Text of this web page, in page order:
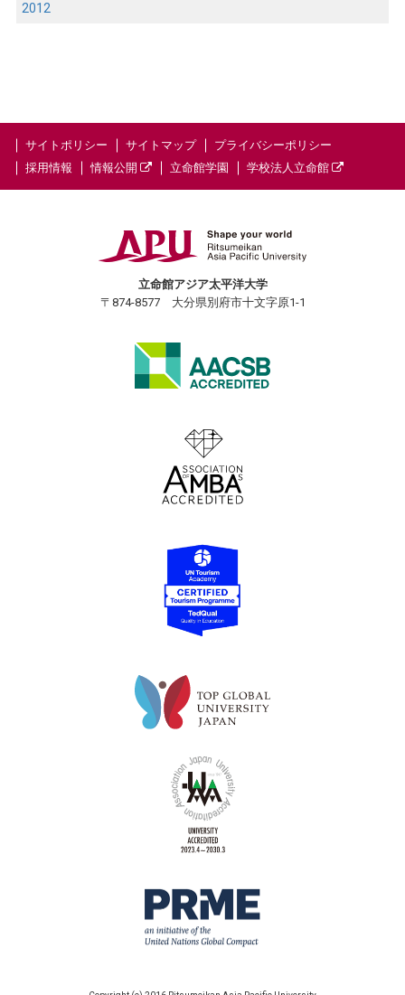
2012
サイトポリシー サイトマップ
プライバシーポリシー
採用情報
情報公開 立命館学園 学校法人立命館
立命館アジア太平洋大学
〒874-8577 大分県別府市十文字原1-1